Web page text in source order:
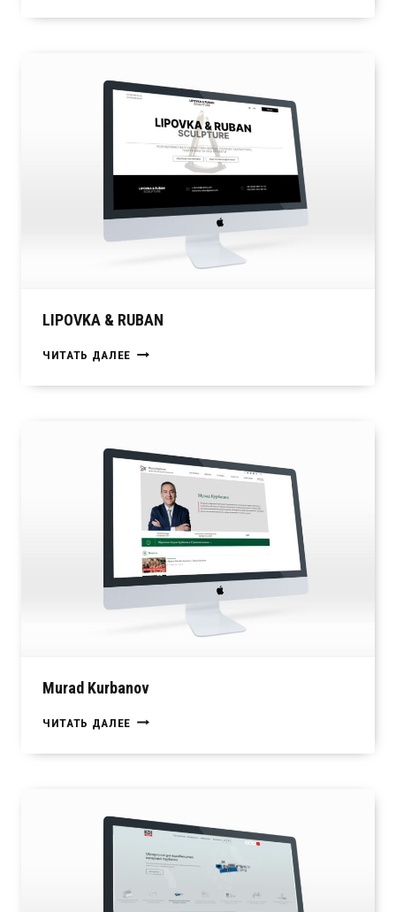
LIPOVKA & RUBAN
ЧИТАТЬ ДАЛЕЕ LIPOVKA
RUBAN
Murad Kurbanov
ЧИТАТЬ ДАЛЕЕ MURAD